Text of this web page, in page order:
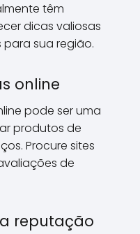
têm
dicas valiosas
sua região.
online
pode ser uma
produtos de
Procure sites
de
reputação